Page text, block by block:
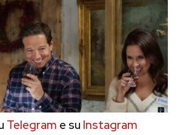
Telegram e su Instagram